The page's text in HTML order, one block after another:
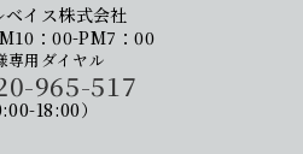
ベイス株式会社
：00-PM7：00
専用ダイヤル
965-517
18:00）